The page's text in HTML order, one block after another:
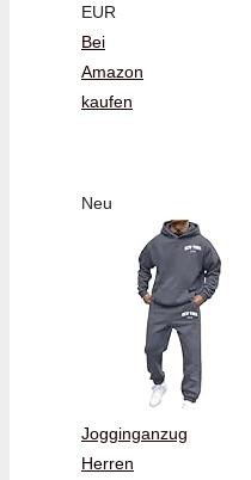
EUR
Bei
Amazon
kaufen
Neu
Jogginganzug
Herren